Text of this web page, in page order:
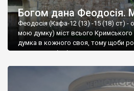
Богом дана Феодосія.
Феодосія (Кафа-12 (13) -15 (18) ст) -
мою думку) міст всього Кримського
думка в кожного своя, тому щоби
запрошую відвідати це